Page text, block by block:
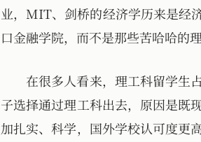
业，MIT、剑桥的经济学历来是经
口金融学院，而不是那些苦哈哈的理
在很多人看来，理工科留学生
子选择通过理工科出去，原因是既
加扎实、科学，国外学校认可度更